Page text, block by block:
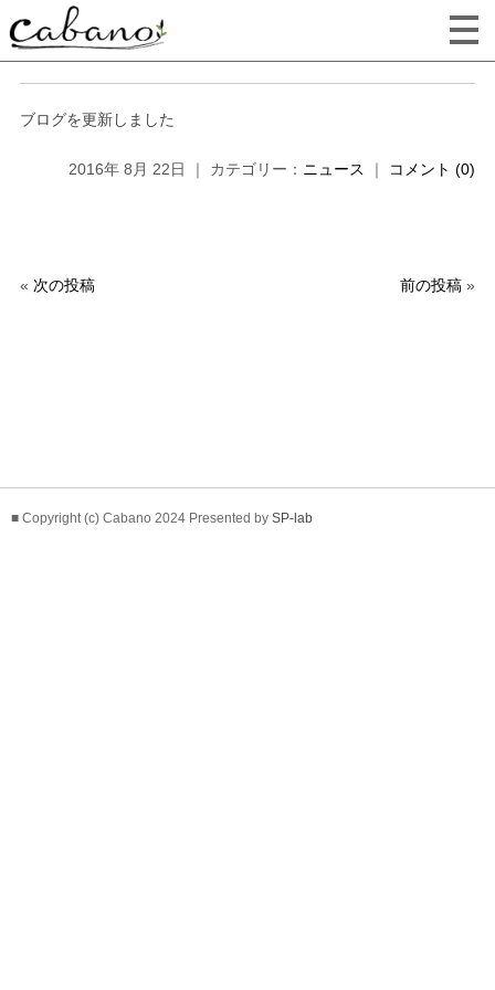
ブログを更新しました
2016年 8月 22日 ｜ カテゴリー： ニュース ｜ コメント (0)
« 次の投稿 前の投稿 »
■ Copyright (c) Cabano 2024 Presented by SP-lab